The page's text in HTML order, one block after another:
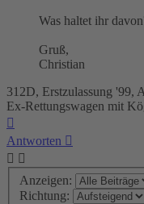
Was haltet ihr
Gruß,
Christian
312D, Erstzulassung '99,
Ex-Rettungswagen mit
Antworten
Anzeigen:
Richtung: